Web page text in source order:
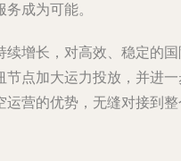
成为可能。
增长，对高效、稳定的
点加大运力投放，并进
营的优势，无缝对接到